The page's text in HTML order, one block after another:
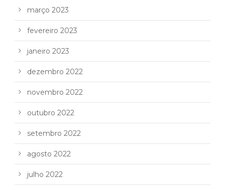
março 2023
fevereiro 2023
janeiro 2023
dezembro 2022
novembro 2022
outubro 2022
setembro 2022
agosto 2022
julho 2022